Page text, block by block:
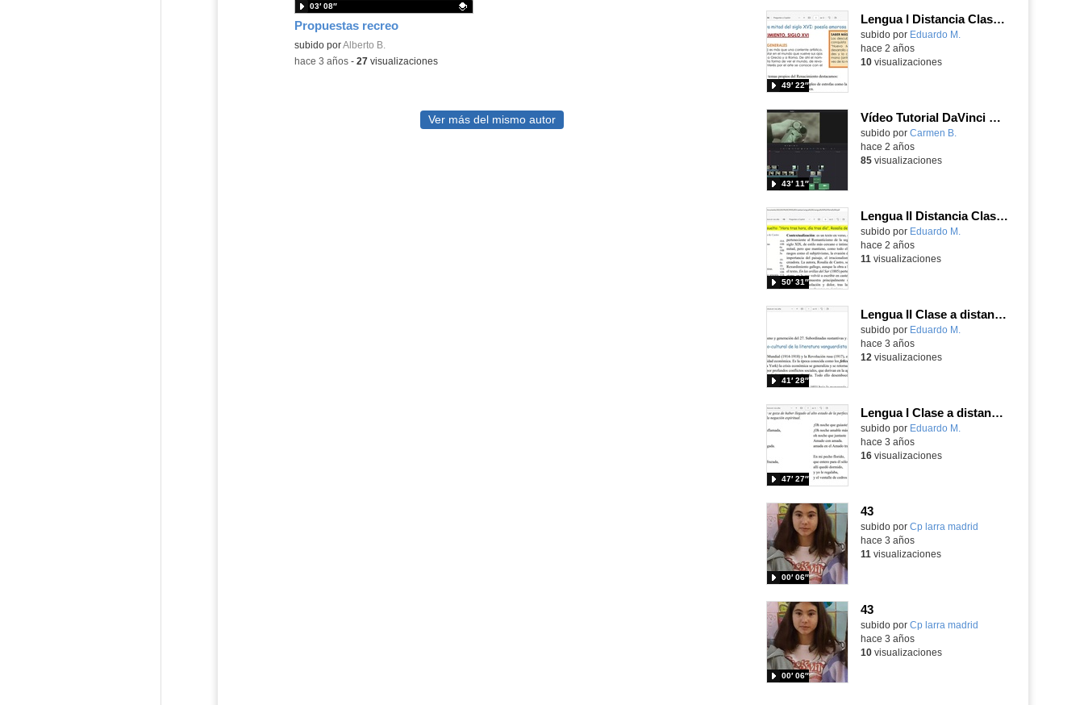
Propuestas recreo
Contenido educativo.
subido porAlberto B.
03′ 08″
-hace 3 años- 27visualizaciones
Ver más del mismo autor
Lengua I Distancia Clase 43 20240422 - Renacimiento (III): repaso, características, cancioneros
Contenido educativo.
subido por Eduardo M.
49′ 22″
hace 2 años
10visualizaciones
Vídeo Tutorial DaVinci Resolve
Contenido educativo.
subido por Carmen B.
43′ 11″
hace 2 años
85visualizaciones
Lengua II Distancia Clase 43 20240226 - "Hora tras hora" de Rosalía de Castro
Contenido educativo.
subido por Eduardo M.
50′ 31″
hace 2 años
11 visualizaciones
Lengua II Clase a distancia 43 20230521 - Vanguardias y generación del 14
Contenido educativo.
subido por Eduardo M.
41′ 28″
hace 3 años
12 visualizaciones
Lengua I Clase a distancia 43 20230521 - Lírica del Renacimiento (VII): San Juan de la Cruz
Contenido educativo.
subido por Eduardo M.
47′ 27″
hace 3 años
16visualizaciones
43
subido por Cp larra madrid
00′ 06″
hace 3 años
11 visualizaciones
43
subido por Cp larra madrid
00′ 06″
hace 3 años
10visualizaciones